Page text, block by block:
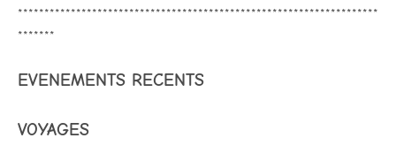
********************************************************************
*******
EVENEMENTS RECENTS
VOYAGES